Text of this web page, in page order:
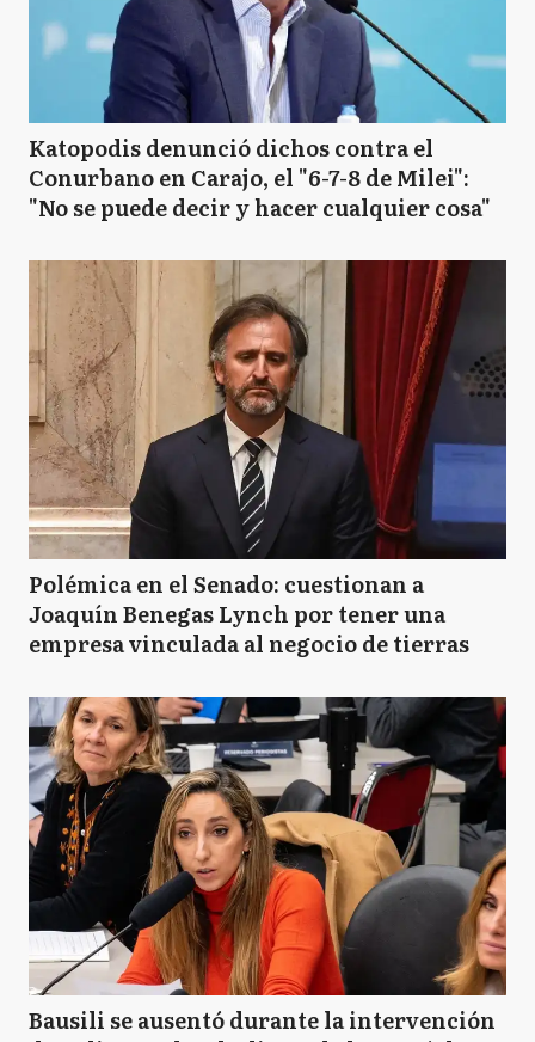
Katopodis denunció dichos contra el
Conurbano en Carajo, el "6-7-8 de Milei":
"No se puede decir y hacer cualquier cosa"
Polémica en el Senado: cuestionan a
Joaquín Benegas Lynch por tener una
empresa vinculada al negocio de tierras
Bausili se ausentó durante la intervención